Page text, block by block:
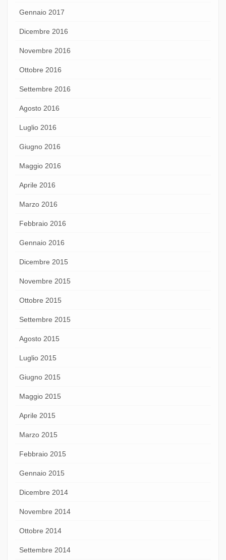
Gennaio 2017
Dicembre 2016
Novembre 2016
Ottobre 2016
Settembre 2016
Agosto 2016
Luglio 2016
Giugno 2016
Maggio 2016
Aprile 2016
Marzo 2016
Febbraio 2016
Gennaio 2016
Dicembre 2015
Novembre 2015
Ottobre 2015
Settembre 2015
Agosto 2015
Luglio 2015
Giugno 2015
Maggio 2015
Aprile 2015
Marzo 2015
Febbraio 2015
Gennaio 2015
Dicembre 2014
Novembre 2014
Ottobre 2014
Settembre 2014